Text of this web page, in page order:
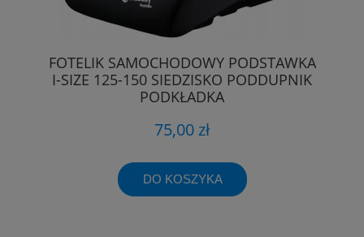
FOTELIK SAMOCHODOWY PODSTAWKA
I-SIZE 125-150 SIEDZISKO PODDUPNIK
PODKŁADKA
75,00 zł
DO KOSZYKA